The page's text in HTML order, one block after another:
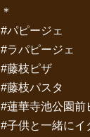
＊
#パピージェ
#ラパピージェ
#藤枝ピザ
#藤枝パスタ
#蓮華寺池公園前
#子供と一緒にイ